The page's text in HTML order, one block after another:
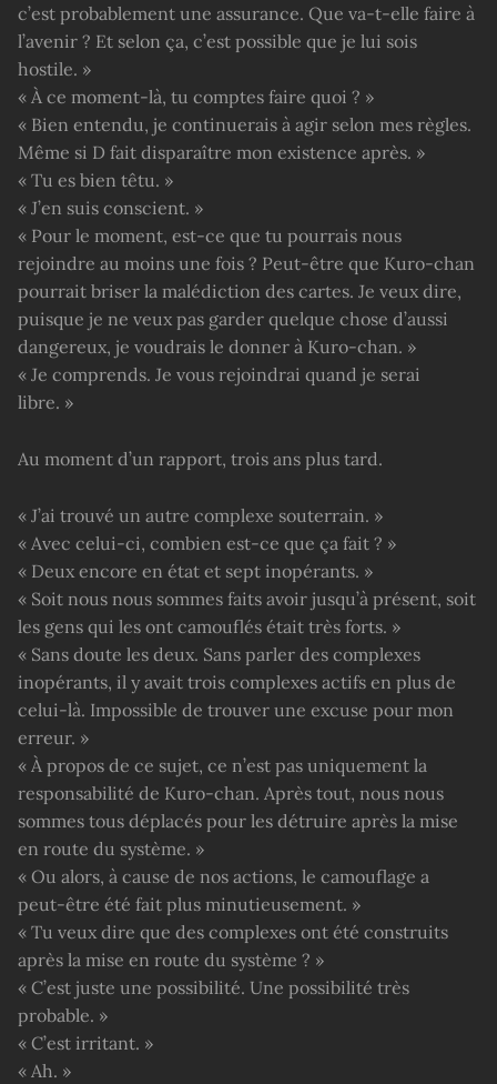
c’est probablement une assurance. Que va-t-elle faire à
l’avenir ? Et selon ça, c’est possible que je lui sois
hostile. »
« À ce moment-là, tu comptes faire quoi ? »
« Bien entendu, je continuerais à agir selon mes règles.
Même si D fait disparaître mon existence après. »
« Tu es bien têtu. »
« J’en suis conscient. »
« Pour le moment, est-ce que tu pourrais nous
rejoindre au moins une fois ? Peut-être que Kuro-chan
pourrait briser la malédiction des cartes. Je veux dire,
puisque je ne veux pas garder quelque chose d’aussi
dangereux, je voudrais le donner à Kuro-chan. »
« Je comprends. Je vous rejoindrai quand je serai
libre. »
Au moment d’un rapport, trois ans plus tard.
« J’ai trouvé un autre complexe souterrain. »
« Avec celui-ci, combien est-ce que ça fait ? »
« Deux encore en état et sept inopérants. »
« Soit nous nous sommes faits avoir jusqu’à présent, soit
les gens qui les ont camouflés était très forts. »
« Sans doute les deux. Sans parler des complexes
inopérants, il y avait trois complexes actifs en plus de
celui-là. Impossible de trouver une excuse pour mon
erreur. »
« À propos de ce sujet, ce n’est pas uniquement la
responsabilité de Kuro-chan. Après tout, nous nous
sommes tous déplacés pour les détruire après la mise
en route du système. »
« Ou alors, à cause de nos actions, le camouflage a
peut-être été fait plus minutieusement. »
« Tu veux dire que des complexes ont été construits
après la mise en route du système ? »
« C’est juste une possibilité. Une possibilité très
probable. »
« C’est irritant. »
« Ah. »